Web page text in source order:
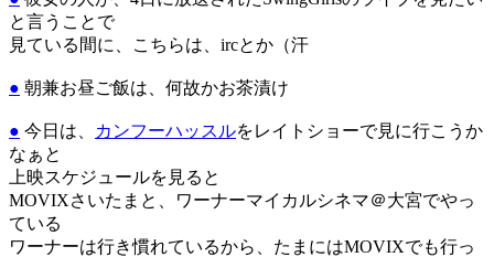
と言うことで
見ている間に、こちらは、ircとか（汗
● 朝兼お昼ご飯は、何故かお茶漬け
● 今日は、 カンフーハッスルをレイトショーで見に行こうか
なぁと
上映スケジュールを見ると
MOVIXさいたまと、ワーナーマイカルシネマ＠大宮でやっ
ている
ワーナーは行き慣れているから、たまにはMOVIXでも行っ